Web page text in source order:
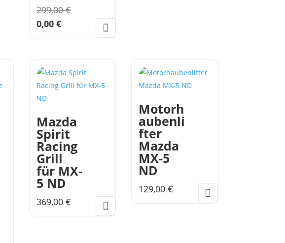
299,00€Ursprünglicher
0,00 €Aktueller
Mazda
Spirit
Racing
Grill
für MX-
5 ND
369,00 €
Motorh
aubenli
fter
Mazda
MX-5
ND
129,00 €